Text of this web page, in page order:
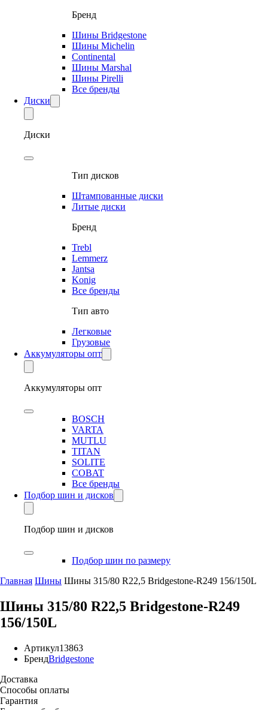
Бренд
Шины Bridgestone
Шины Michelin
Continental
Шины Marshal
Шины Pirelli
Все бренды
Диски
Диски
Тип дисков
Штампованные диски
Литые диски
Бренд
Trebl
Lemmerz
Jantsa
Konig
Все бренды
Тип авто
Легковые
Грузовые
Аккумуляторы опт
Аккумуляторы опт
BOSCH
VARTA
MUTLU
TITAN
SOLITE
COBAT
Все бренды
Подбор шин и дисков
Подбор шин и дисков
Подбор шин по размеру
Главная Шины Шины 315/80 R22,5 Bridgestone-R249 156/150L
Шины 315/80 R22,5 Bridgestone-R249
156/150L
Артикул13863
БрендBridgestone
Доставка
Способы оплаты
Гарантия